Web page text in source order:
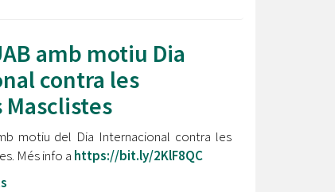
amb motiu Dia
contra les
motiu del Dia Internacional contra les
Més info a https://bit.ly/2KlF8QC